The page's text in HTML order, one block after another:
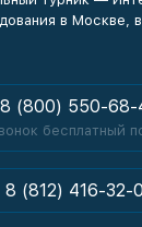
в Москве,
8 (800) 550-68-
бесплатный
8 (812) 416-32-